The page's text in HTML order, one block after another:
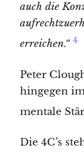
auch die
erreichen.“ 4
Peter
hingegen
mentale
Die 4C’s